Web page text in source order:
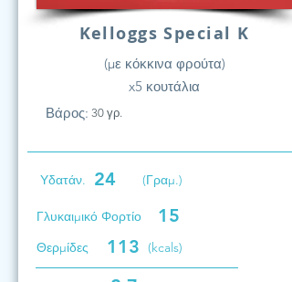
Kelloggs Special K
(με κόκκινα φρούτα)
x5 κουτάλια
Βάρος: 30 γρ.
Υδατάν. 24 (Γραμ.)
Γλυκαιμικό Φορτίο 15
Θερμίδες 113 (kcals)